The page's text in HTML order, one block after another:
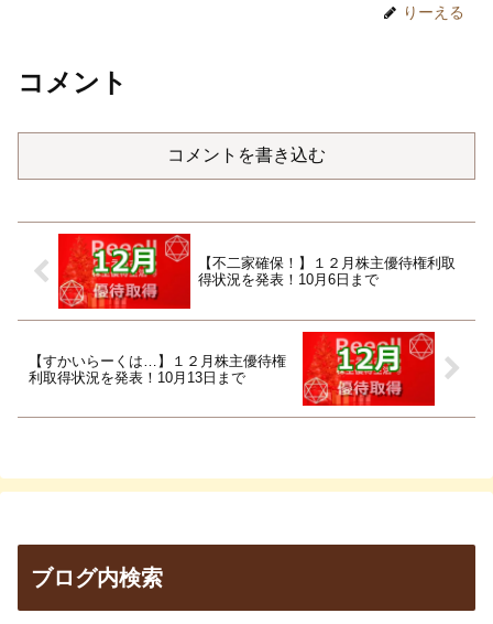
りーえる
コメント
コメントを書き込む
【不二家確保！】１２月株主優待権利取
得状況を発表！10月6日まで
【すかいらーくは…】１２月株主優待権
利取得状況を発表！10月13日まで
ブログ内検索